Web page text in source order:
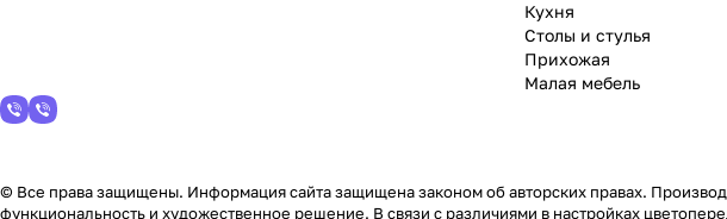
Кухня
Столы и стулья
Прихожая
Малая мебель
© Все права защищены. Информация сайта защищена законом об авторских правах.
функциональность и художественное решение. В связи с различиями в настройках